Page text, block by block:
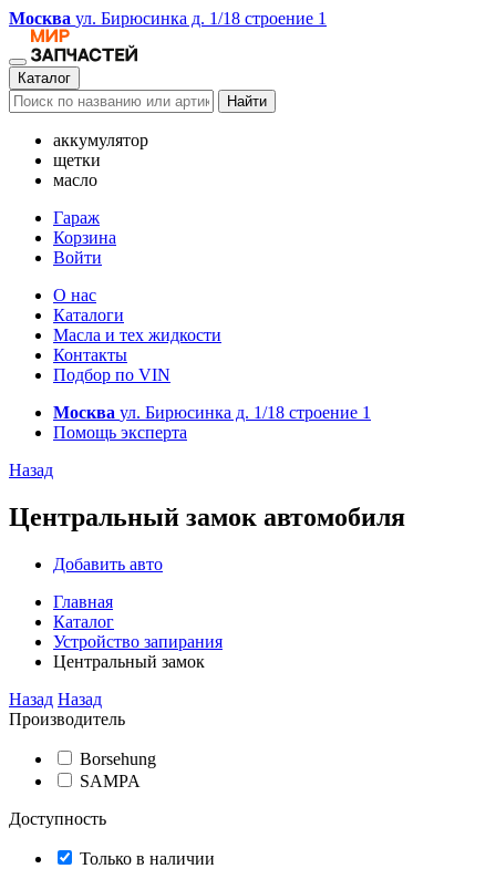
Москва ул. Бирюсинка д. 1/18 строение 1
Каталог
Найти
аккумулятор
щетки
масло
Гараж
Корзина
Войти
О нас
Каталоги
Масла и тех жидкости
Контакты
Подбор по VIN
Москва ул. Бирюсинка д. 1/18 строение 1
Помощь эксперта
Назад
Центральный замок автомобиля
Добавить авто
Главная
Каталог
Устройство запирания
Центральный замок
Назад Назад
Производитель
Borsehung
SAMPA
Доступность
Только в наличии